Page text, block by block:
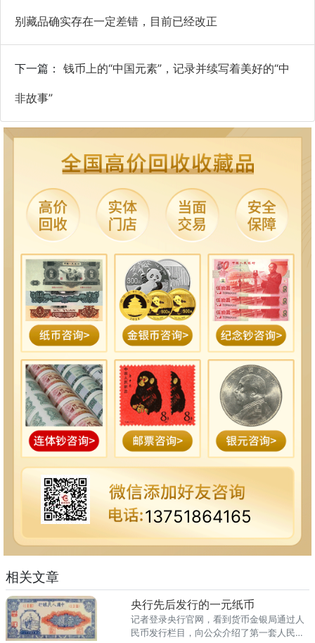
别藏品确实存在一定差错，目前已经改正
下一篇： 钱币上的“中国元素”，记录并续写着美好的“中
非故事”
13751864165
相关文章
央行先后发行的一元纸币
记者登录央行官网，看到货币金银局通过人
民币发行栏目，向公众介绍了第一套人民币